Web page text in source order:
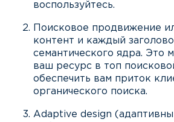
воспользуйтесь.
Поисковое продвижение
контент и каждый
семантического ядра. Это
ваш ресурс в топ
обеспечить вам приток
органического поиска.
Adaptive design